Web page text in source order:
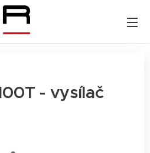
- vysílač